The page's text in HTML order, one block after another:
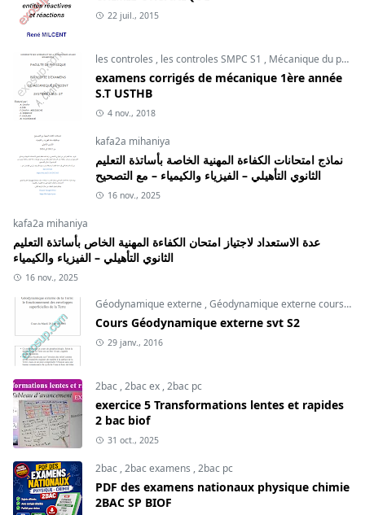
22 juil., 2015
les controles , les controles SMPC S1 , Mécanique du point
examens corrigés de mécanique 1ère année
S.T USTHB
4 nov., 2018
kafa2a mihaniya
نماذج امتحانات الكفاءة المهنية الخاصة بأساتذة التعليم
الثانوي التأهيلي – الفيزياء والكيمياء – مع التصحيح
16 nov., 2025
kafa2a mihaniya
عدة الاستعداد لاجتياز امتحان الكفاءة المهنية الخاص بأساتذة التعليم
الثانوي التأهيلي – الفيزياء والكيمياء
16 nov., 2025
Géodynamique externe ,Géodynamique externe cours ,
Cours Géodynamique externe svt S2
29 janv., 2016
2bac ,2bac ex ,2bac pc
exercice 5 Transformations lentes et rapides
2 bac biof
31 oct., 2025
2bac ,2bac examens ,2bac pc
PDF des examens nationaux physique chimie
2BAC SP BIOF